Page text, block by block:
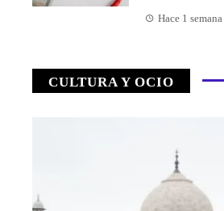
Hace 1 semana
CULTURA Y OCIO